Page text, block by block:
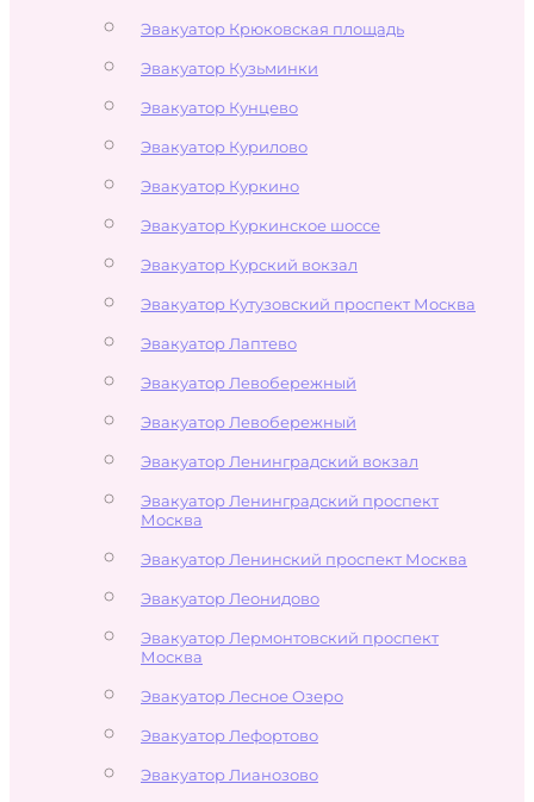
Эвакуатор Крюковская площадь
Эвакуатор Кузьминки
Эвакуатор Кунцево
Эвакуатор Курилово
Эвакуатор Куркино
Эвакуатор Куркинское шоссе
Эвакуатор Курский вокзал
Эвакуатор Кутузовский проспект Москва
Эвакуатор Лаптево
Эвакуатор Левобережный
Эвакуатор Левобережный
Эвакуатор Ленинградский вокзал
Эвакуатор Ленинградский проспект
Москва
Эвакуатор Ленинский проспект Москва
Эвакуатор Леонидово
Эвакуатор Лермонтовский проспект
Москва
Эвакуатор Лесное Озеро
Эвакуатор Лефортово
Эвакуатор Лианозово